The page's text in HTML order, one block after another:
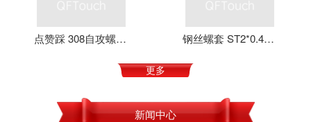
点赞踩 308自攻螺套 元亨机械 铝合金 不锈钢 可定制 加强螺纹 钢丝螺套 ST2*0.4*4 丝套 钢丝牙套 护套 元亨机械
更多
新闻中心